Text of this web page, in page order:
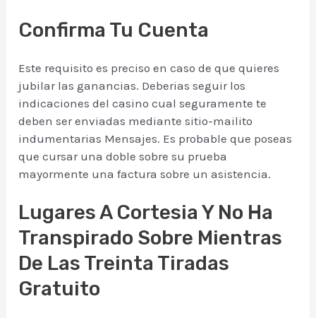
Confirma Tu Cuenta
Este requisito es preciso en caso de que quieres
jubilar las ganancias. Deberias seguir los
indicaciones del casino cual seguramente te
deben ser enviadas mediante sitio-mailito
indumentarias Mensajes. Es probable que poseas
que cursar una doble sobre su prueba
mayormente una factura sobre un asistencia.
Lugares A Cortesia Y No Ha
Transpirado Sobre Mientras
De Las Treinta Tiradas
Gratuito